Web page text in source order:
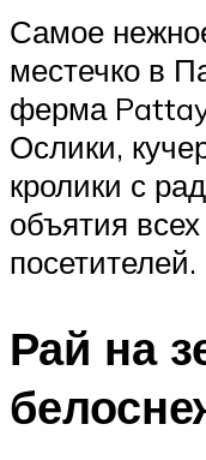
Самое
местечко в
ферма
Ослики,
кролики с
объятия
посетителей.
Рай на